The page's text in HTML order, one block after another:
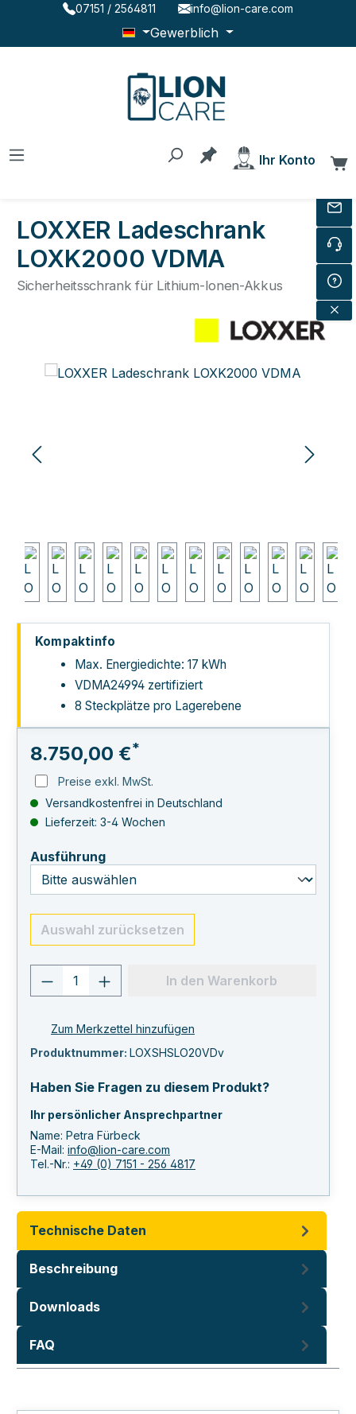
Zum Hauptinhalt springen
07151 / 2564811 info@lion-care.com
Gewerblich
Du hast 0 Produkte
Ihr Konto
LOXXER Ladeschrank
LOXK2000 VDMA
Sicherheitsschrank für Lithium-Ionen-Akkus
Bildergalerie überspringen
Kompaktinfo
Max. Energiedichte: 17 kWh
VDMA24994 zertifiziert
8 Steckplätze pro Lagerebene
8.750,00 €*
Preise exkl. MwSt.
Versandkostenfrei in Deutschland
Lieferzeit: 3-4 Wochen
Ausführungauswählen
Auswahl zurücksetzen
Produkt Anzahl: Gib den
In den Warenkorb
Zum Merkzettel hinzufügen
Produktnummer: LOXSHSLO20VDv
Haben Sie Fragen zu diesem Produkt?
Ihr persönlicher Ansprechpartner
Name: Petra Fürbeck
E-Mail: info@lion-care.com
Tel.-Nr.: +49 (0) 7151 - 256 4817
Technische Daten
Beschreibung
Downloads
FAQ